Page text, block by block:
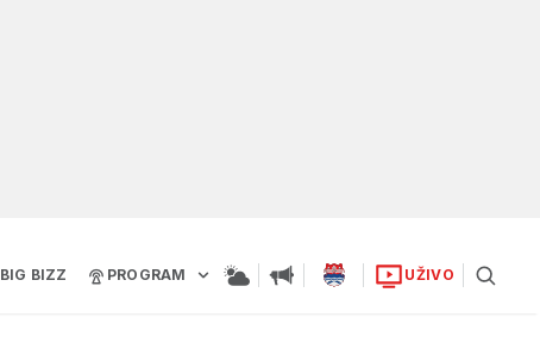
BIG BIZZ PROGRAM UŽIVO